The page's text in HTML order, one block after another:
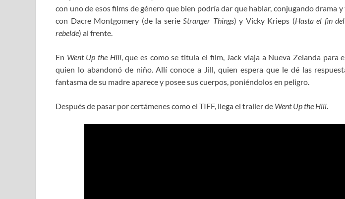
con uno de esos films de género que bien podría dar que hablar, conjugando drama
con Dacre Montgomery (de la serieStranger Things) y Vicky Krieps (Hasta el fin
rebelde) al frente.
En Went Up the Hill, que es como se titula el film, Jack viaja a Nueva Zelanda para
quien lo abandonó de niño. Allí conoce a Jill, quien espera que le dé las
fantasma de su madre aparece y posee sus cuerpos, poniéndolos en peligro.
Después de pasar por certámenes como el TIFF, llega el trailer de Went Up the Hill.